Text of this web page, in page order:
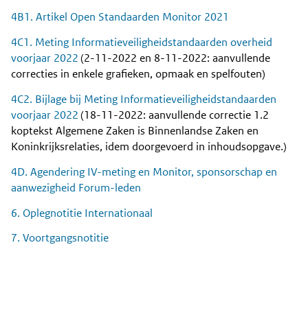
4B1. Artikel Open Standaarden Monitor 2021
4C1. Meting Informatieveiligheidstandaarden overheid
voorjaar 2022(2-11-2022 en 8-11-2022: aanvullende
correcties in enkele grafieken, opmaak en spelfouten)
4C2. Bijlage bij Meting Informatieveiligheidstandaarden
voorjaar 2022(18-11-2022: aanvullende correctie 1.2
koptekst Algemene Zaken is Binnenlandse Zaken en
Koninkrijksrelaties, idem doorgevoerd in inhoudsopgave.)
4D. Agendering IV-meting en Monitor, sponsorschap en
aanwezigheid Forum-leden
6. Oplegnotitie Internationaal
7. Voortgangsnotitie